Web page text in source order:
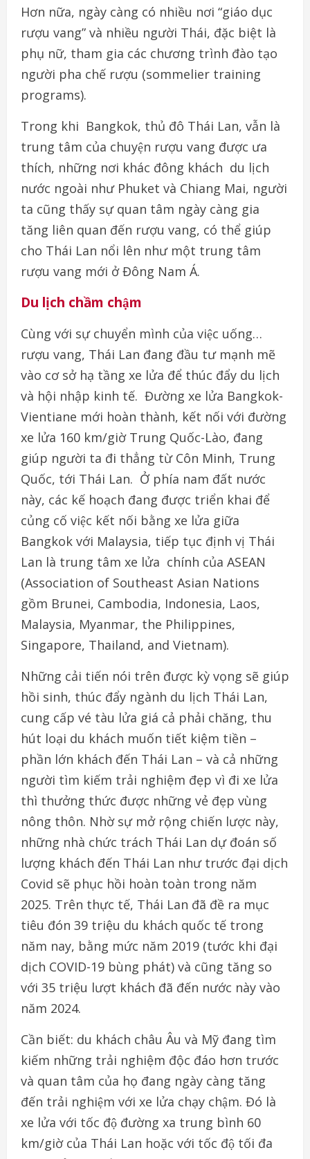
Hơn nữa, ngày càng có nhiều nơi “giáo dục
rượu vang” và nhiều người Thái, đặc biệt là
phụ nữ, tham gia các chương trình đào tạo
người pha chế rượu (sommelier training
programs).
Trong khi Bangkok, thủ đô Thái Lan, vẫn là
trung tâm của chuyện rượu vang được ưa
thích, những nơi khác đông khách du lịch
nước ngoài như Phuket và Chiang Mai, người
ta cũng thấy sự quan tâm ngày càng gia
tăng liên quan đến rượu vang, có thể giúp
cho Thái Lan nổi lên như một trung tâm
rượu vang mới ở Đông Nam Á.
Du lịch chầm chậm
Cùng với sự chuyển mình của việc uống…
rượu vang, Thái Lan đang đầu tư mạnh mẽ
vào cơ sở hạ tầng xe lửa để thúc đẩy du lịch
và hội nhập kinh tế. Đường xe lửa Bangkok-
Vientiane mới hoàn thành, kết nối với đường
xe lửa 160 km/giờ Trung Quốc-Lào, đang
giúp người ta đi thẳng từ Côn Minh, Trung
Quốc, tới Thái Lan. Ở phía nam đất nước
này, các kế hoạch đang được triển khai để
củng cố việc kết nối bằng xe lửa giữa
Bangkok với Malaysia, tiếp tục định vị Thái
Lan là trung tâm xe lửa chính của ASEAN
(Association of Southeast Asian Nations
gồm Brunei, Cambodia, Indonesia, Laos,
Malaysia, Myanmar, the Philippines,
Singapore, Thailand, and Vietnam).
Những cải tiến nói trên được kỳ vọng sẽ giúp
hồi sinh, thúc đẩy ngành du lịch Thái Lan,
cung cấp vé tàu lửa giá cả phải chăng, thu
hút loại du khách muốn tiết kiệm tiền –
phần lớn khách đến Thái Lan – và cả những
người tìm kiếm trải nghiệm đẹp vì đi xe lửa
thì thưởng thức được những vẻ đẹp vùng
nông thôn. Nhờ sự mở rộng chiến lược này,
những nhà chức trách Thái Lan dự đoán số
lượng khách đến Thái Lan như trước đại dịch
Covid sẽ phục hồi hoàn toàn trong năm
2025. Trên thực tế, Thái Lan đã đề ra mục
tiêu đón 39 triệu du khách quốc tế trong
năm nay, bằng mức năm 2019 (tước khi đại
dịch COVID-19 bùng phát) và cũng tăng so
với 35 triệu lượt khách đã đến nước này vào
năm 2024.
Cần biết: du khách châu Âu và Mỹ đang tìm
kiếm những trải nghiệm độc đáo hơn trước
và quan tâm của họ đang ngày càng tăng
đến trải nghiệm với xe lửa chạy chậm. Đó là
xe lửa với tốc độ đường xa trung bình 60
km/giờ của Thái Lan hoặc với tốc độ tối đa